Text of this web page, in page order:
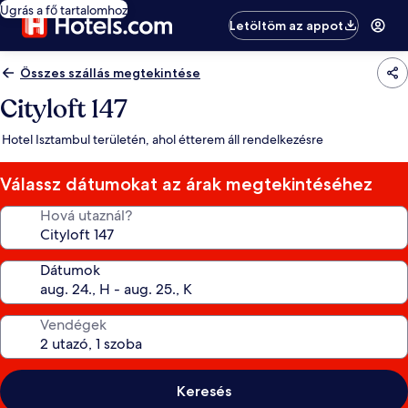
Ugrás a fő tartalomhoz
Letöltöm az appot
Összes szállás megtekintése
Cityloft 147
Hotel Isztambul területén, ahol étterem áll rendelkezésre
Válassz dátumokat az árak megtekintéséhez
Hová utaznál?
Dátumok
Vendégek
Keresés